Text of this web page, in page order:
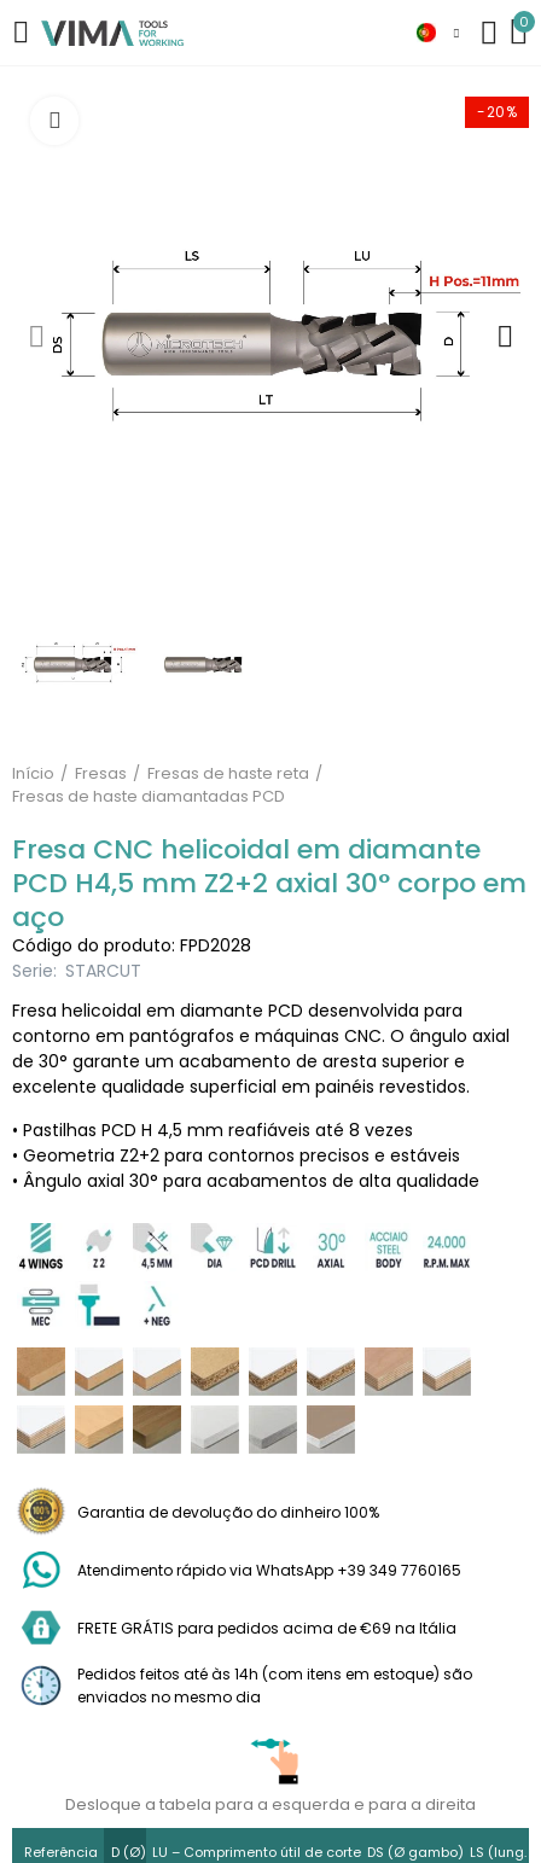
0
-20%
Início Fresas
Fresas de haste reta
Fresas de haste diamantadas PCD
Fresa CNC helicoidal em diamante
PCD H4,5 mm Z2+2 axial 30° corpo em
aço
Código do produto: FPD2028
Serie: STARCUT
Fresa helicoidal em diamante PCD desenvolvida para
contorno em pantógrafos e máquinas CNC. O ângulo axial
de 30° garante um acabamento de aresta superior e
excelente qualidade superficial em painéis revestidos.
• Pastilhas PCD H 4,5 mm reafiáveis até 8 vezes
• Geometria Z2+2 para contornos precisos e estáveis
• Ângulo axial 30° para acabamentos de alta qualidade
Garantia de devolução do dinheiro 100%
Atendimento rápido via WhatsApp +39 349 7760165
FRETE GRÁTIS para pedidos acima de €69 na Itália
Pedidos feitos até às 14h (com itens em estoque) são
enviados no mesmo dia
Desloque a tabela para a esquerda e para a direita
Referência D (Ø) LU – Comprimento útil de corte DS (Ø gambo) LS (lung.